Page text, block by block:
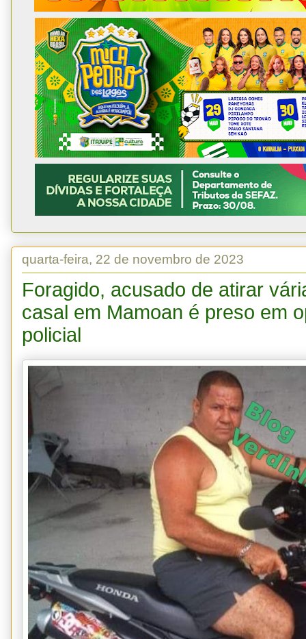
quarta-feira, 22 de novembro de 2023
Foragido, acusado de atirar
casal em Mamoan é preso em
policial